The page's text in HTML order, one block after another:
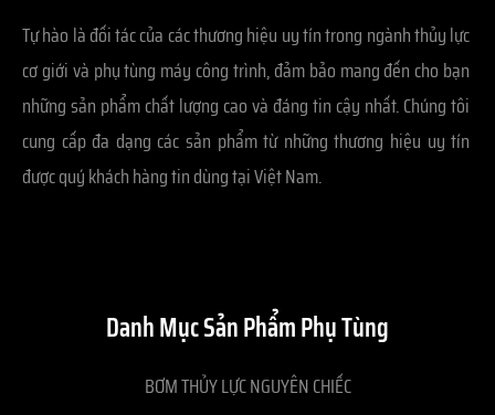
Tự hào là đối tác của các thương hiệu uy tín trong ngành thủy lực
cơ giới và phụ tùng máy công trình, đảm bảo mang đến cho bạn
những sản phẩm chất lượng cao và đáng tin cậy nhất. Chúng tôi
cung cấp đa dạng các sản phẩm từ những thương hiệu uy tín
được quý khách hàng tin dùng tại Việt Nam.
Danh Mục Sản Phẩm Phụ Tùng
BƠM THỦY LỰC NGUYÊN CHIẾC